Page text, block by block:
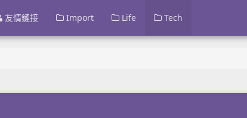
友情鏈接 Import Life Tech